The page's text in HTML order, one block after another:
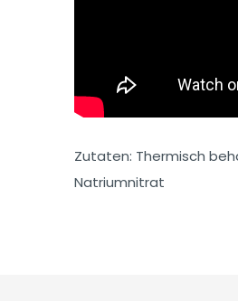
Zutaten: Thermisch
Natriumnitrat